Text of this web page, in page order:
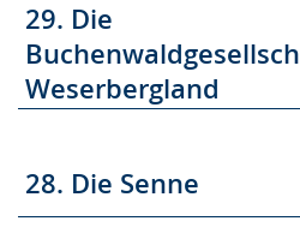
29. Die
Weserbergland
28. Die Senne